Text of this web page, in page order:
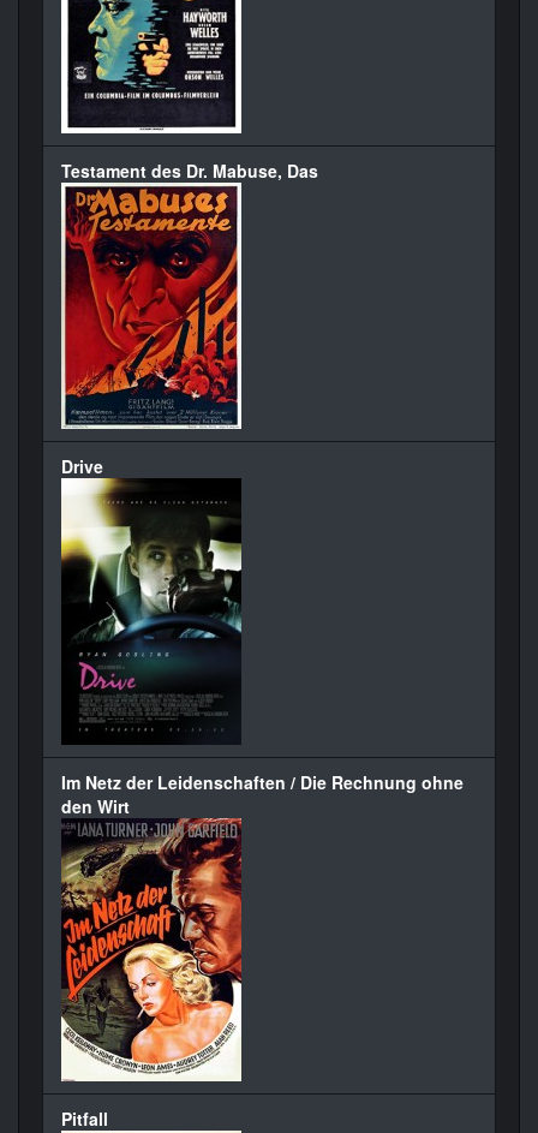
Testament des Dr. Mabuse, Das
Drive
Im Netz der Leidenschaften / Die Rechnung ohne
den Wirt
Pitfall